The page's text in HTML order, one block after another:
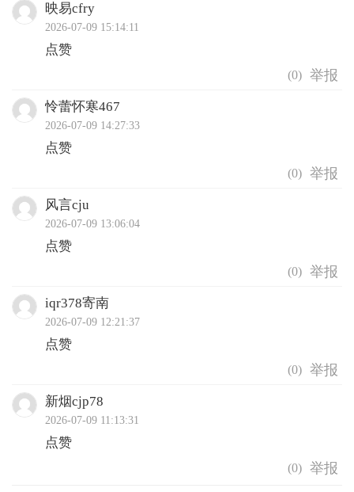
映易cfry
2026-07-09 15:14:11
点赞
(0)
怜蕾怀寒467
2026-07-09 14:27:33
点赞
(0)
风言cju
2026-07-09 13:06:04
点赞
(0)
iqr378寄南
2026-07-09 12:21:37
点赞
(0)
新烟cjp78
2026-07-09 11:13:31
点赞
(0)